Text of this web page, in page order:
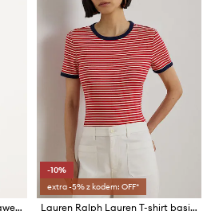
BOSS T-shirt basic damski bawełniany Eventsa11
-10%
extra -5% z kodem: OFF*
Lauren Ralph Lauren T-shirt basic damski bawełniany